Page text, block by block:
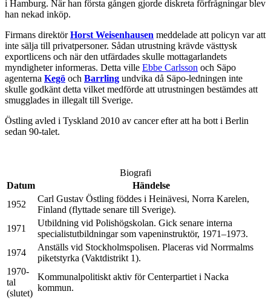
i Hamburg. När han första gången gjorde diskreta förfrågningar blev
han nekad inköp.
Firmans direktörHorst Weisenhausen meddelade att policyn var att
inte sälja till privatpersoner. Sådan utrustning krävde västtysk
exportlicens och när den utfärdades skulle mottagarlandets
myndigheter informeras. Detta ville Ebbe Carlsson och Säpo
agenterna Kegö och Barrling undvika då Säpo-ledningen inte
skulle godkänt detta vilket medförde att utrustningen bestämdes att
smugglades in illegalt till Sverige.
Östling avled i Tyskland 2010 av cancer efter att ha bott i Berlin
sedan 90-talet.
Biografi
Datum
Händelse
1952
Carl Gustav Östling föddes i Heinävesi, Norra Karelen,
Finland (flyttade senare till Sverige).
1971
Utbildning vid Polishögskolan. Gick senare interna
specialistutbildningar som vapeninstruktör, 1971–1973.
1974
Anställs vid Stockholmspolisen. Placeras vid Norrmalms
piketstyrka (Vaktdistrikt 1).
1970-
tal
(slutet)
Kommunalpolitiskt aktiv för Centerpartiet i Nacka
kommun.